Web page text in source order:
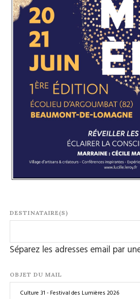
DESTINATAIRE(S)
Séparez les adresses email par
OBJET DU MAIL